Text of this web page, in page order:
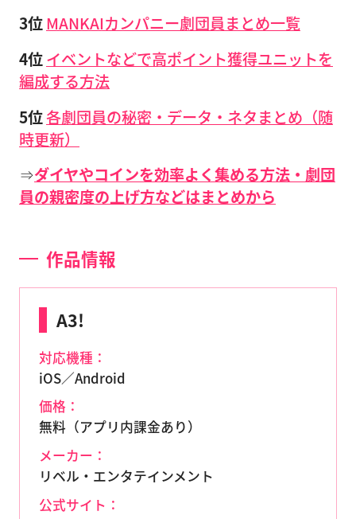
3位MANKAIカンパニー劇団員まとめ一覧
4位イベントなどで高ポイント獲得ユニットを
編成する方法
5位各劇団員の秘密・データ・ネタまとめ（随
時更新）
⇒ダイヤやコインを効率よく集める方法・劇団
員の親密度の上げ方などはまとめから
作品情報
A3!
対応機種：
iOS／Android
価格：
無料（アプリ内課金あり）
メーカー：
リベル・エンタテインメント
公式サイト：